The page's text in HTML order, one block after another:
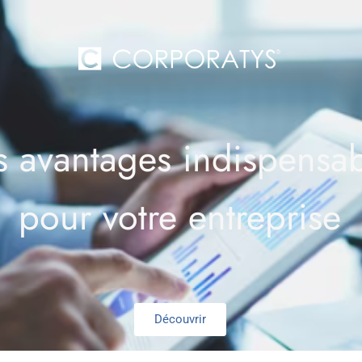
avantages
pour votre entreprise
Découvrir